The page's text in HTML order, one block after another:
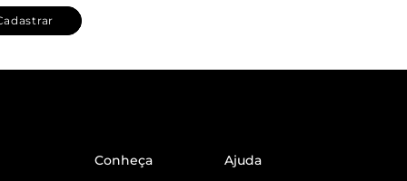
Conheça Ajuda